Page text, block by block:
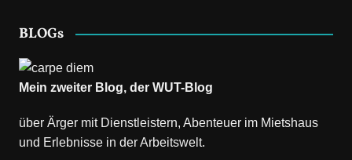
BLOGs
Mein zweiter Blog, der WUT-Blog
über Ärger mit Dienstleistern, Abenteuer im Mietshaus
und Erlebnisse in der Arbeitswelt.